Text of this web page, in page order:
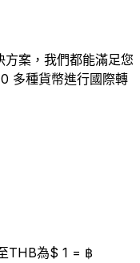
案，我們都能滿足您
多種貨幣進行國際轉
THB為$ 1 = ฿